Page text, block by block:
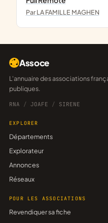
Par LA FAMILLE MAGHEN
Assoce
L'annuaire des associations françaises, construit sur les données
publiques.
RNA / JOAFE / SIRENE
EXPLORER
Départements
Explorateur
Annonces
Réseaux
POUR LES ASSOCIATIONS
Revendiquer sa fiche